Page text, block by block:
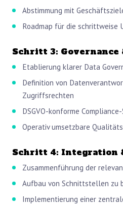
Abstimmung mit
Roadmap für die schrittweise
Schritt 3:
Etablierung klarer Data
Definition von
Zugriffsrechten
DSGVO-konforme
Operativ umsetzbare
Schritt 4: Integration
Zusammenführung der
Aufbau von Schnittstellen zu
Implementierung einer